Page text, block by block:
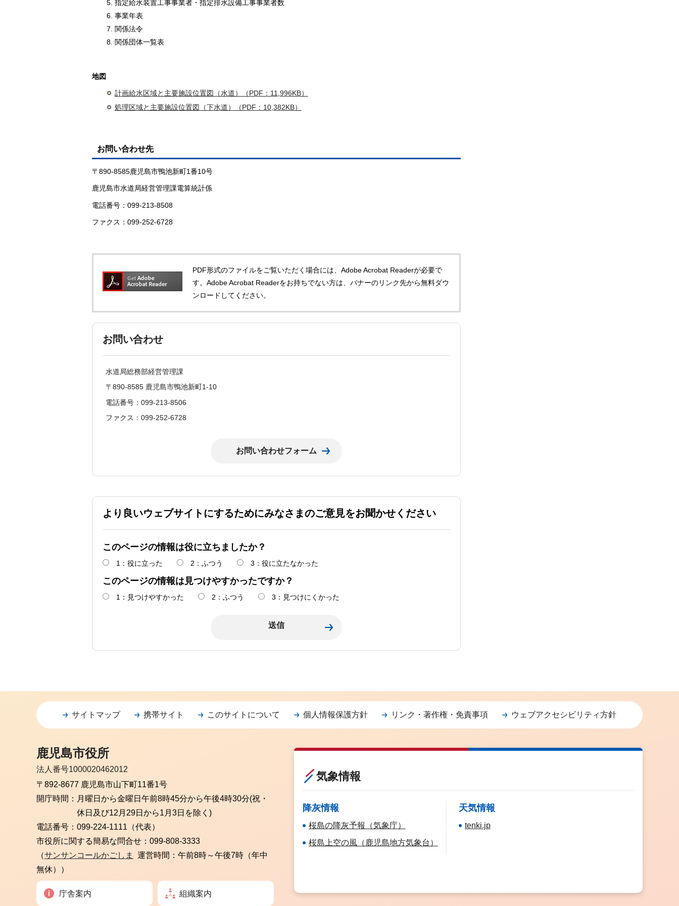
指定給水装置工事事業者・指定排水設備工事事業者数
事業年表
関係法令
関係団体一覧表
地図
計画給水区域と主要施設位置図（水道）（PDF：11,996KB）
処理区域と主要施設位置図（下水道）（PDF：10,382KB）
お問い合わせ先
〒890-8585鹿児島市鴨池新町1番10号
鹿児島市水道局経営管理課電算統計係
電話番号：099-213-8508
ファクス：099-252-6728
PDF形式のファイルをご覧いただく場合には、Adobe Acrobat Readerが必要で
す。Adobe Acrobat Readerをお持ちでない方は、バナーのリンク先から無料ダウ
ンロードしてください。
お問い合わせ
水道局総務部経営管理課
〒890-8585 鹿児島市鴨池新町1-10
電話番号：099-213-8506
ファクス：099-252-6728
より良いウェブサイトにするためにみなさまのご意見をお聞かせください
このページの情報は役に立ちましたか？
1：役に立った 2：ふつう 3：役に立たなかった
このページの情報は見つけやすかったですか？
1：見つけやすかった 2：ふつう 3：見つけにくかった
サイトマップ 携帯サイト このサイトについて 個人情報保護方針 リンク・著作権・免責事項 ウェブアクセシビリティ方針
鹿児島市役所
法人番号1000020462012
〒892-8677 鹿児島市山下町11番1号
開庁時間： 月曜日から金曜日 午前8時45分から午後4時30分(祝・
休日及び12月29日から1月3日を除く)
電話番号： 099-224-1111（代表）
市役所に関する簡易な問合せ： 099-808-3333
（サンサンコールかごしま
運営時間：午前8時～午後7時（年中
無休））
庁舎案内 組織案内
気象情報
降灰情報
桜島の降灰予報（気象庁）
桜島上空の風（鹿児島地方気象台）
天気情報
tenki.jp